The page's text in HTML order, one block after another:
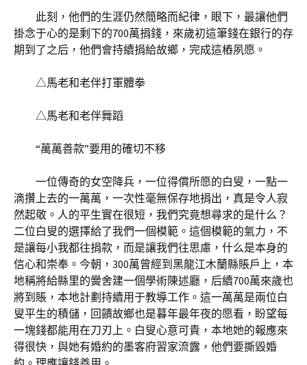
此刻，他們的生涯仍然簡略而紀律，眼下，最讓他們
掛念于心的是剩下的700萬捐錢，來歲初這筆錢在銀行的存
期到了之后，他們會持續捐給故鄉，完成這樁夙愿。
△馬老和老伴打軍體拳
△馬老和老伴舞蹈
“萬萬善款”要用的確切不移
一位傳奇的女空降兵，一位得償所愿的白叟，一點一
滴攢上去的一萬萬，一次性毫無保存地捐出，真是令人寂
然起敬。人的平生實在很短，我們究竟想尋求的是什么？
二位白叟的選擇給了我們一個模範。這個模範的氣力，不
是讓每小我都往捐款，而是讓我們往思慮，什么是本身的
信心和崇奉。今朝，300萬曾經到黑龍江木蘭縣賬戶上，本
地稱將給縣里的黌舍建一個學術陳述廳，后續700萬來歲也
將到賬，本地計劃持續用于教導工作。這一萬萬是兩位白
叟平生的積儲，回饋故鄉也是暮年最年夜的愿看，盼望每
一塊錢都能用在刀刃上。白叟心意可貴，本地她的報應來
得很快，與她有婚約的墨客府習家流露，他們要撕毀婚